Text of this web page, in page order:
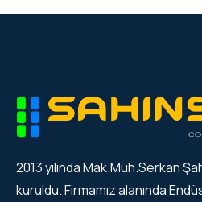
2013 yılında Mak.Müh.Serkan
kuruldu. Firmamız alanında